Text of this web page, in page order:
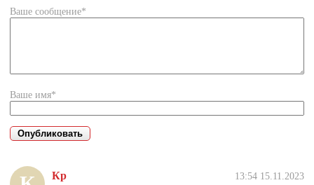
Ваше сообщение*
Ваше имя*
Кр 13:54 15.11.2023